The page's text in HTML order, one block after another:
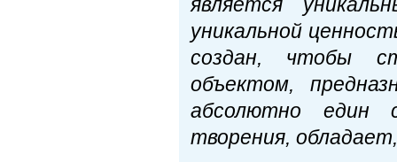
уникальной
создан, чтобы
объектом,
абсолютно един
творения,